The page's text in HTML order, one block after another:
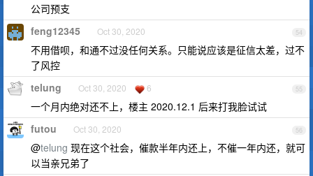
公司预支
54
feng12345 Oct 30, 2020
不用借呗，和通不过没任何关系。只能说应该是征信太差，过不
了风控
55
telung Oct 30, 2020 6
一个月内绝对还不上，楼主 2020.12.1 后来打我脸试试
56
futou Oct 30, 2020
@telung 现在这个社会，催款半年内还上，不催一年内还，就可
以当亲兄弟了